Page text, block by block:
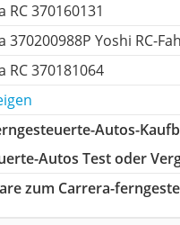
RC 370160131
370200988P Yoshi RC-
RC 370181064
Autos-
Autos Test oder
zum Carrera-